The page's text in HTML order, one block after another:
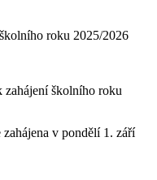
roku 2025/2026
zahájení školního roku
v pondělí 1. září
Provoz školní